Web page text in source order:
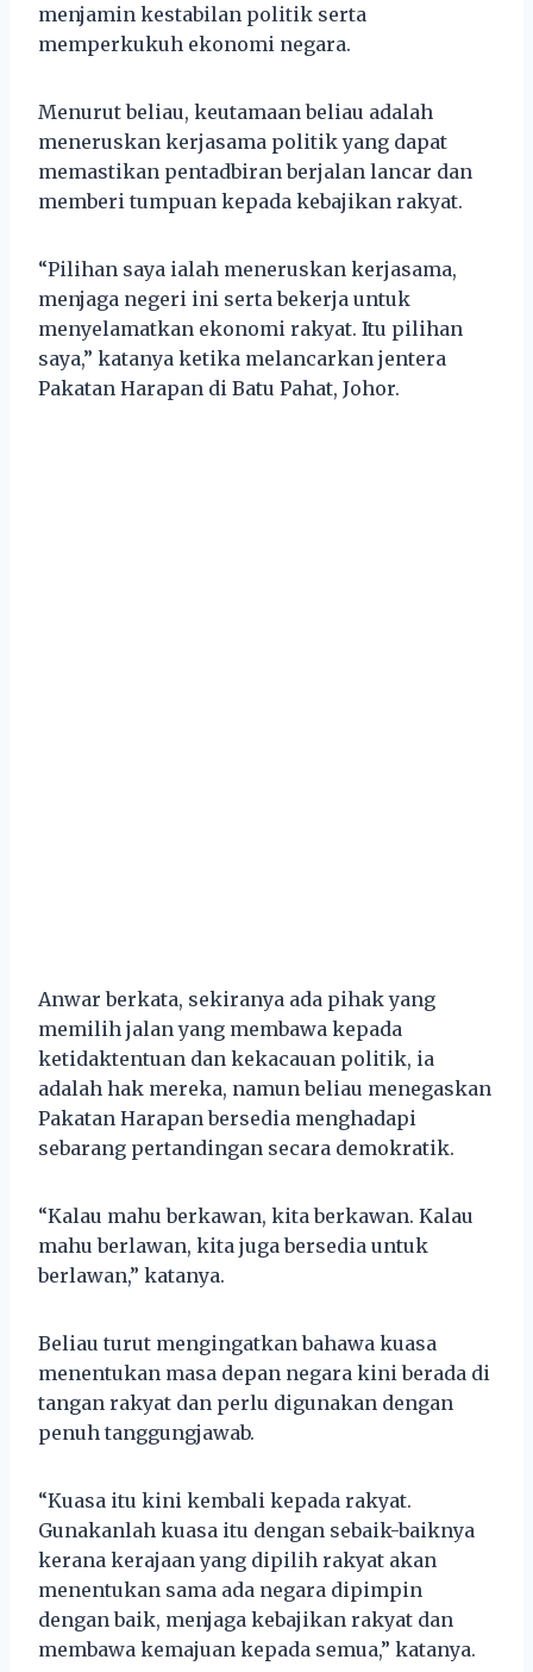
menjamin kestabilan politik serta
memperkukuh ekonomi negara.
Menurut beliau, keutamaan beliau adalah
meneruskan kerjasama politik yang dapat
memastikan pentadbiran berjalan lancar dan
memberi tumpuan kepada kebajikan rakyat.
“Pilihan saya ialah meneruskan kerjasama,
menjaga negeri ini serta bekerja untuk
menyelamatkan ekonomi rakyat. Itu pilihan
saya,” katanya ketika melancarkan jentera
Pakatan Harapan di Batu Pahat, Johor.
Anwar berkata, sekiranya ada pihak yang
memilih jalan yang membawa kepada
ketidaktentuan dan kekacauan politik, ia
adalah hak mereka, namun beliau menegaskan
Pakatan Harapan bersedia menghadapi
sebarang pertandingan secara demokratik.
“Kalau mahu berkawan, kita berkawan. Kalau
mahu berlawan, kita juga bersedia untuk
berlawan,” katanya.
Beliau turut mengingatkan bahawa kuasa
menentukan masa depan negara kini berada di
tangan rakyat dan perlu digunakan dengan
penuh tanggungjawab.
“Kuasa itu kini kembali kepada rakyat.
Gunakanlah kuasa itu dengan sebaik-baiknya
kerana kerajaan yang dipilih rakyat akan
menentukan sama ada negara dipimpin
dengan baik, menjaga kebajikan rakyat dan
membawa kemajuan kepada semua,” katanya.